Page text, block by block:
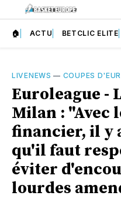
🏠 ACTU BETCLIC ELITE
LIVENEWS — COUPES
Euroleague -
Milan : "Avec
financier, il y
qu'il faut
éviter
lourdes